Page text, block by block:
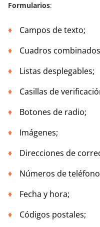
Formularios:
Campos de texto;
Cuadros
Listas desplegables;
Casillas de
Botones de radio;
Imágenes;
Direcciones de
Números de
Fecha y hora;
Códigos postales;